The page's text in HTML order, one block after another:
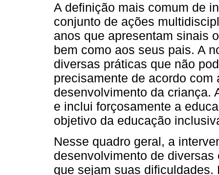
A definição mais comum de
conjunto de ações
anos que apresentam sinais
bem como aos seus pais. A
diversas práticas que não
precisamente de acordo
desenvolvimento da criança.
e inclui forçosamente a
objetivo da educação
Nesse quadro geral, a
desenvolvimento de
que sejam suas dificuldades.